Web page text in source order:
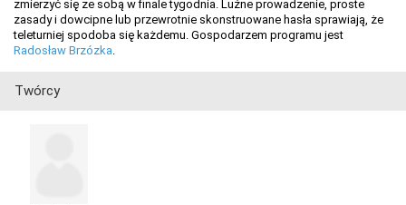
zmierzyć się ze sobą w finale tygodnia. Luźne prowadzenie, proste
zasady i dowcipne lub przewrotnie skonstruowane hasła sprawiają, że
teleturniej spodoba się każdemu. Gospodarzem programu jest
Radosław Brzózka
Twórcy